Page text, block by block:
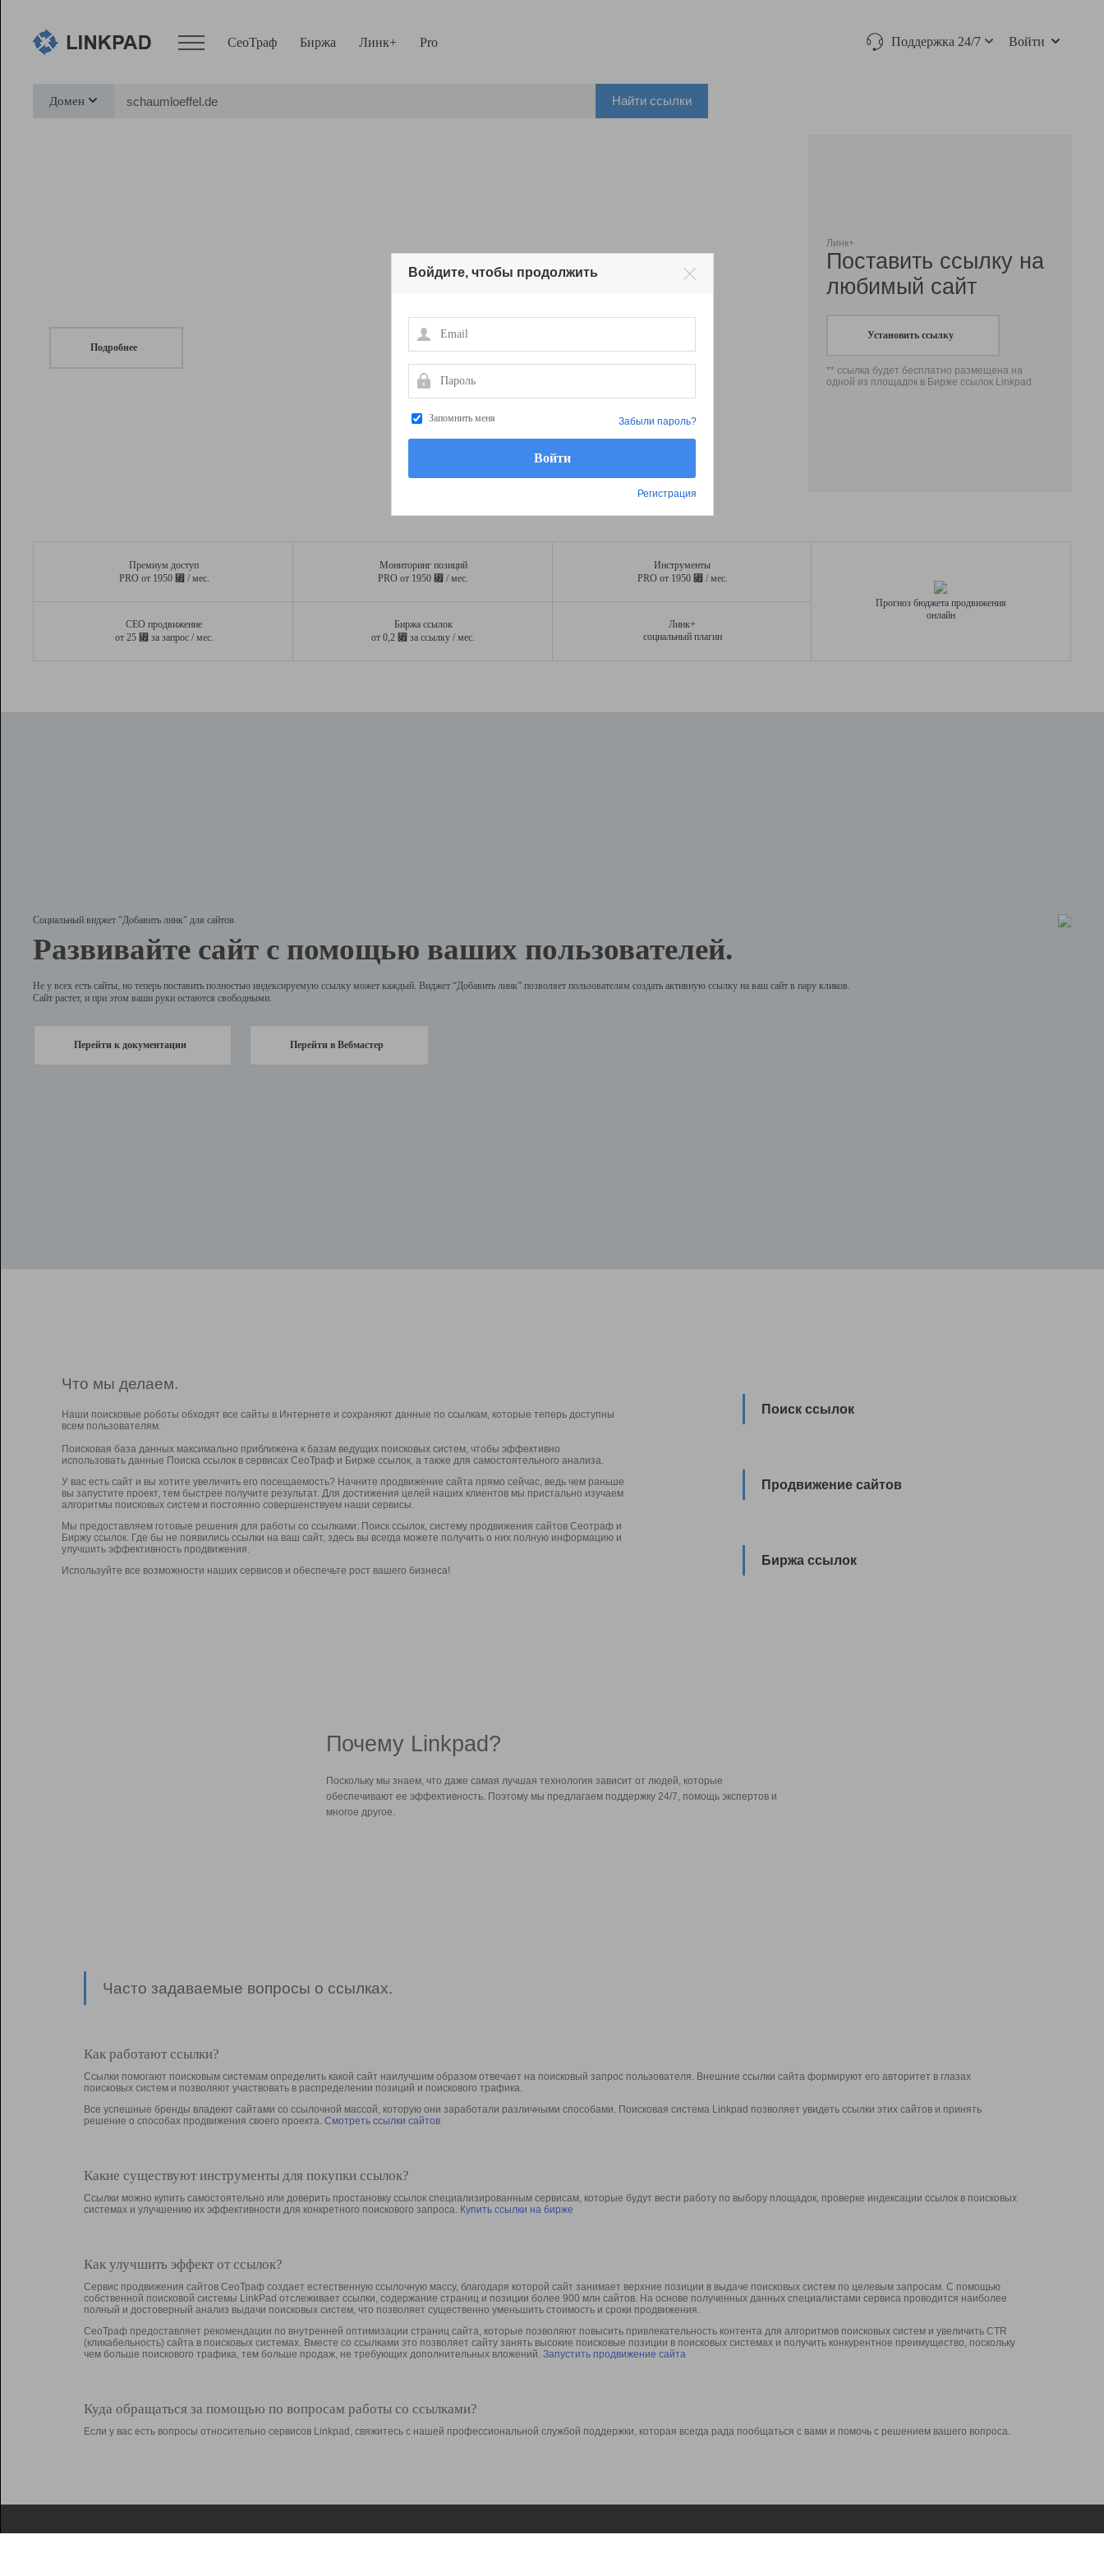
СеоТраф Биржа Линк+ Pro Поддержка 24/7 Войти
Домен Найти ссылки
Подробнее
Линк+
Поставить ссылку на
любимый сайт
Установить ссылку
** ссылка будет бесплатно размещена на
одной из площадок в Бирже ссылок Linkpad
Премиум доступ
PRO от 1950 ⃏ / мес.
Мониторинг позиций
PRO от 1950 ⃏ / мес.
Инструменты
PRO от 1950 ⃏ / мес.
СЕО продвижение
от 25 ⃏ за запрос / мес.
Биржа ссылок
от 0,2 ⃏ за ссылку / мес.
Линк+
социальный плагин
Прогноз бюджета продвижения
онлайн
Социальный виджет "Добавить линк" для сайтов
Развивайте сайт с помощью ваших пользователей.
Не у всех есть сайты, но теперь поставить полностью индексируемую ссылку может каждый. Виджет “Добавить линк” позволяет пользователям создать активную ссылку на ваш сайт в пару кликов.
Сайт растет, и при этом ваши руки остаются свободными.
Перейти к документации Перейти в Вебмастер
Что мы делаем.
Наши поисковые роботы обходят все сайты в Интернете и сохраняют данные по ссылкам, которые теперь доступны
всем пользователям.
Поисковая база данных максимально приближена к базам ведущих поисковых систем, чтобы эффективно
использовать данные Поиска ссылок в сервисах СеоТраф и Бирже ссылок, а также для самостоятельного анализа.
У вас есть сайт и вы хотите увеличить его посещаемость? Начните продвижение сайта прямо сейчас, ведь чем раньше
вы запустите проект, тем быстрее получите результат. Для достижения целей наших клиентов мы пристально изучаем
алгоритмы поисковых систем и постоянно совершенствуем наши сервисы.
Мы предоставляем готовые решения для работы со ссылками: Поиск ссылок, систему продвижения сайтов Сеотраф и
Биржу ссылок. Где бы не появились ссылки на ваш сайт, здесь вы всегда можете получить о них полную информацию и
улучшить эффективность продвижения.
Используйте все возможности наших сервисов и обеспечьте рост вашего бизнеса!
Поиск ссылок
Продвижение сайтов
Биржа ссылок
Почему Linkpad?
Поскольку мы знаем, что даже самая лучшая технология зависит от людей, которые
обеспечивают ее эффективность. Поэтому мы предлагаем поддержку 24/7, помощь экспертов и
многое другое.
Часто задаваемые вопросы о ссылках.
Как работают ссылки?
Ссылки помогают поисковым системам определить какой сайт наилучшим образом отвечает на поисковый запрос пользователя. Внешние ссылки сайта формируют его авторитет в глазах
поисковых систем и позволяют участвовать в раcпределении позиций и поискового трафика.
Все успешные бренды владеют сайтами со ссылочной массой, которую они заработали различными способами. Поисковая система Linkpad позволяет увидеть ссылки этих сайтов и принять
решение о способах продвижения своего проекта. Смотреть ссылки сайтов
Какие существуют инструменты для покупки ссылок?
Ссылки можно купить самостоятельно или доверить простановку ссылок специализированным сервисам, которые будут вести работу по выбору площадок, проверке индексации ссылок в поисковых
системах и улучшению их эффективности для конкретного поискового запроса. Купить ссылки на бирже
Как улучшить эффект от ссылок?
Сервис продвижения сайтов СеоТраф создает естественную ссылочную массу, благодаря которой сайт занимает верхние позиции в выдаче поисковых систем по целевым запросам. С помощью
собственной поисковой системы LinkPad отслеживает ссылки, содержание страниц и позиции более 900 млн сайтов. На основе полученных данных специалистами сервиса проводится наиболее
полный и достоверный анализ выдачи поисковых систем, что позволяет существенно уменьшить стоимость и сроки продвижения.
СеоТраф предоставляет рекомендации по внутренней оптимизации страниц сайта, которые позволяют повысить привлекательность контента для алгоритмов поисковых систем и увеличить CTR
(кликабельность) сайта в поисковых системах. Вместе со ссылками это позволяет сайту занять высокие поисковые позиции в поисковых системах и получить конкурентное преимущество, поскольку
чем больше поискового трафика, тем больше продаж, не требующих дополнительных вложений. Запустить продвижение сайта
Куда обращаться за помощью по вопросам работы со ссылками?
Если у вас есть вопросы относительно сервисов Linkpad, свяжитесь с нашей профессиональной службой поддержки, которая всегда рада пообщаться с вами и помочь с решением вашего вопроса.
Войдите, чтобы продолжить
Email
Пароль
Запомнить меня
Регистрация
Забыли пароль?